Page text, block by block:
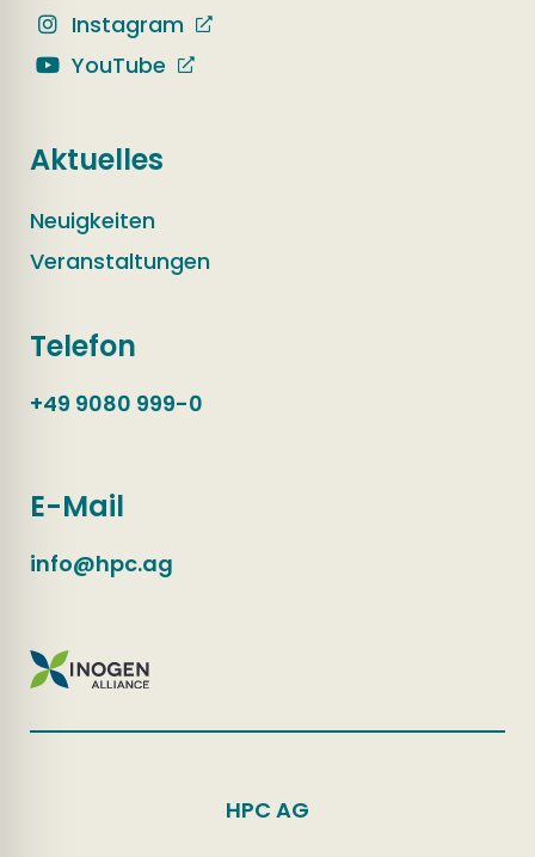
Instagram
YouTube
Aktuelles
Neuigkeiten
Veranstaltungen
Telefon
+49 9080 999-0
E-Mail
info@hpc.ag
HPC AG